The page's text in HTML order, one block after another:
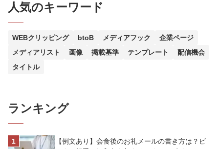
人気のキーワード
WEBクリッピング btoB メディアフック
企業ページ
メディアリスト
画像 掲載基準 テンプレート
配信機会
タイトル
ランキング
【例文あり】会食後のお礼メールの書き方は？ビ